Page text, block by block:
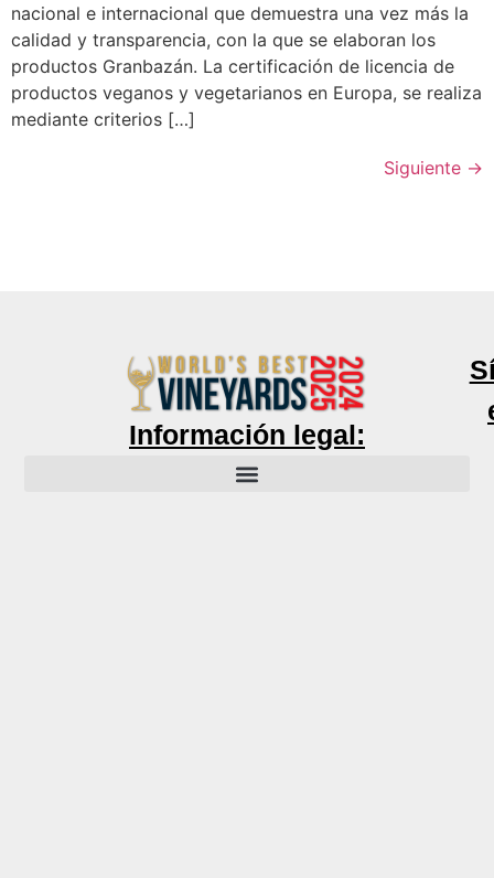
nacional e internacional que demuestra una vez más la
calidad y transparencia, con la que se elaboran los
productos Granbazán. La certificación de licencia de
productos veganos y vegetarianos en Europa, se realiza
mediante criterios […]
Siguiente →
Información legal: